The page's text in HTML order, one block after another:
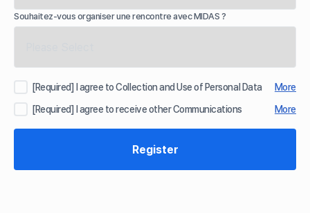
Souhaitez-vous organiser une rencontre avec MIDAS ?
[Required] I agree to Collection and Use of Personal Data
More
[Required] I agree to receive other Communications
More